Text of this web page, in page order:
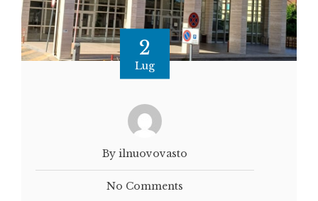
2
Lug
By ilnuovovasto
No Comments